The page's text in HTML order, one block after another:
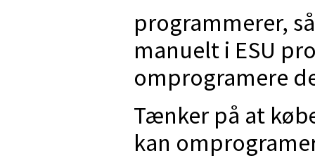
programmerer,
manuelt i ESU
omprogramere
Tænker på at
kan